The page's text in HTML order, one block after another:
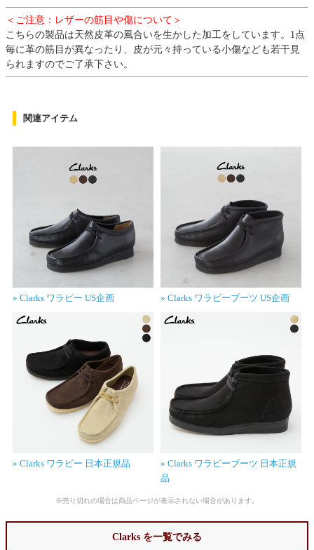
＜ご注意：レザーの筋目や傷について＞
こちらの製品は天然皮革の風合いを生かした加工をしています。1点
毎に革の筋目が異なったり、皮が元々持っている小傷なども若干見
られますのでご了承下さい。
関連アイテム
» Clarks ワラビー US企画 » Clarks ワラビーブーツ US企画
» Clarks ワラビー 日本正規品
» Clarks ワラビーブーツ 日本正規
品
※売り切れの場合は商品ページが表示されない場合があります。
Clarks を一覧でみる